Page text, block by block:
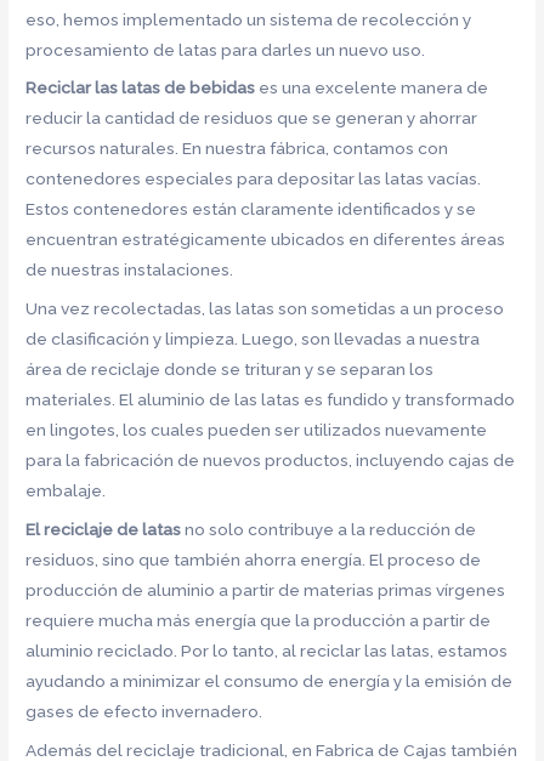
eso, hemos implementado un sistema de recolección y
procesamiento de latas para darles un nuevo uso.
Reciclar las latas de bebidas es una excelente manera de
reducir la cantidad de residuos que se generan y ahorrar
recursos naturales. En nuestra fábrica, contamos con
contenedores especiales para depositar las latas vacías.
Estos contenedores están claramente identificados y se
encuentran estratégicamente ubicados en diferentes áreas
de nuestras instalaciones.
Una vez recolectadas, las latas son sometidas a un proceso
de clasificación y limpieza. Luego, son llevadas a nuestra
área de reciclaje donde se trituran y se separan los
materiales. El aluminio de las latas es fundido y transformado
en lingotes, los cuales pueden ser utilizados nuevamente
para la fabricación de nuevos productos, incluyendo cajas de
embalaje.
El reciclaje de latasno solo contribuye a la reducción de
residuos, sino que también ahorra energía. El proceso de
producción de aluminio a partir de materias primas vírgenes
requiere mucha más energía que la producción a partir de
aluminio reciclado. Por lo tanto, al reciclar las latas, estamos
ayudando a minimizar el consumo de energía y la emisión de
gases de efecto invernadero.
Además del reciclaje tradicional, en Fabrica de Cajas también